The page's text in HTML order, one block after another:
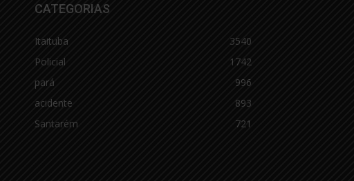
CATEGORIAS
Itaituba
3540
Policial
1742
pará
996
acidente
893
Santarém
721